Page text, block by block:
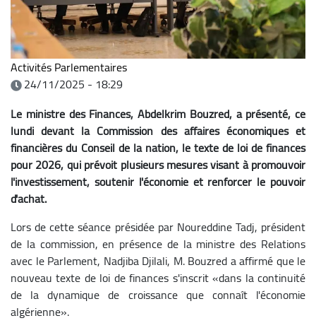
Activités Parlementaires
24/11/2025 - 18:29
Le ministre des Finances, Abdelkrim Bouzred, a présenté, ce
lundi devant la Commission des affaires économiques et
financières du Conseil de la nation, le texte de loi de finances
pour 2026, qui prévoit plusieurs mesures visant à promouvoir
l'investissement, soutenir l'économie et renforcer le pouvoir
d'achat.
Lors de cette séance présidée par Noureddine Tadj, président
de la commission, en présence de la ministre des Relations
avec le Parlement, Nadjiba Djilali, M. Bouzred a affirmé que le
nouveau texte de loi de finances s'inscrit «dans la continuité
de la dynamique de croissance que connaît l'économie
algérienne».